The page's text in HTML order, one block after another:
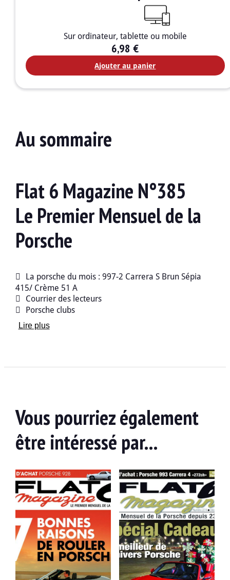
Sur ordinateur, tablette ou mobile
6,98€
Ajouter au panier
Au sommaire
Flat 6 Magazine N°385
Le Premier Mensuel de la
Porsche
La porsche du mois : 997-2 Carrera S Brun Sépia
415/ Crème 51 A
Courrier des lecteurs
Porsche clubs
La cote de flat 6
Petites annonces
150 numéros plus tôt
Guide d’achat : 996 Carrera cabriolet phase 2
MAGAZINE
Dossier : E-Fuel, le carburant du futur ?
Carnet de voyage : L’Indre en 997 GT3 phase 1
Porsche Carrera Cup France : Saison 2023
Rencontre : Histoires de couleurs avec Christophe
Servens
CLASSIC
La chronique de jürgen barth : Jamais de repos !
Salon : Rétro Classics à Stuttgart
En direct des USA : All Porsche Weekend, suivez le
guide !
Le coup de coeur de grégory : Sebring, ou le retour
Lire plus
Vous pourriez également
être intéressé par...